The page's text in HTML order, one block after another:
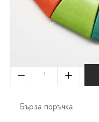
Бърза поръчка